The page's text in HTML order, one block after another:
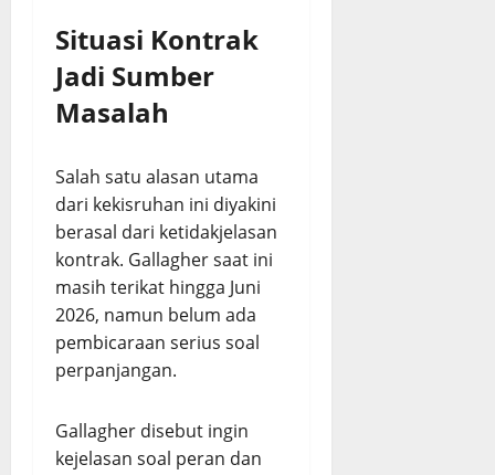
Situasi Kontrak
Jadi Sumber
Masalah
Salah satu alasan utama
dari kekisruhan ini diyakini
berasal dari ketidakjelasan
kontrak. Gallagher saat ini
masih terikat hingga Juni
2026, namun belum ada
pembicaraan serius soal
perpanjangan.
Gallagher disebut ingin
kejelasan soal peran dan